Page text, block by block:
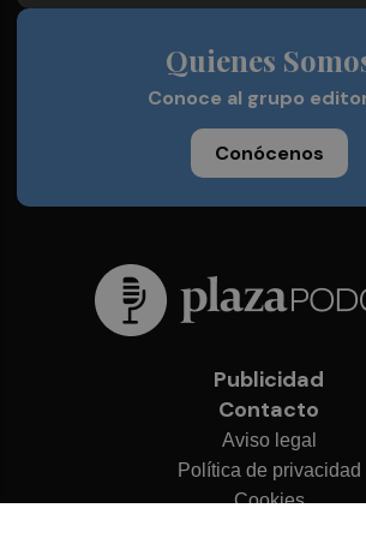
Quienes
Conoce al grupo
Conócenos
Publicidad
Contacto
Aviso legal
Política de privacidad
Cookies